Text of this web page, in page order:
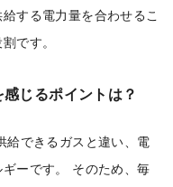
する電力量を合わせるこ
です。
じるポイントは？
給できるガスと違い、電
ーです。 そのため、毎